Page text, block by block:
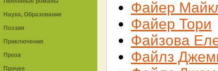
Файер
Файер Тори
Файзова
Файлз
Наука, Образование
Поэзия
Приключения
Проза
Прочее